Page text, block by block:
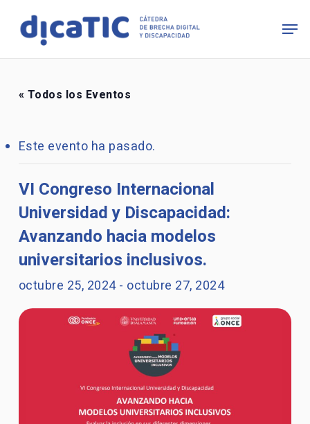
main
content
« Todos los Eventos
Este evento ha pasado.
VI Congreso Internacional
Universidad y Discapacidad:
Avanzando hacia modelos
universitarios inclusivos.
octubre 25, 2024- octubre 27, 2024